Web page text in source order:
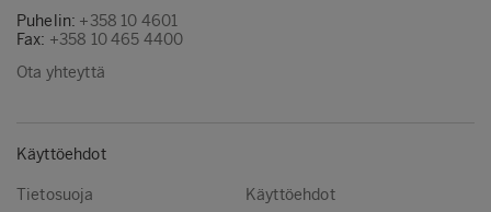
Puhelin: +358 10 4601
Fax: +358 10 465 4400
Ota yhteyttä
Käyttöehdot
Tietosuoja
Käyttöehdot